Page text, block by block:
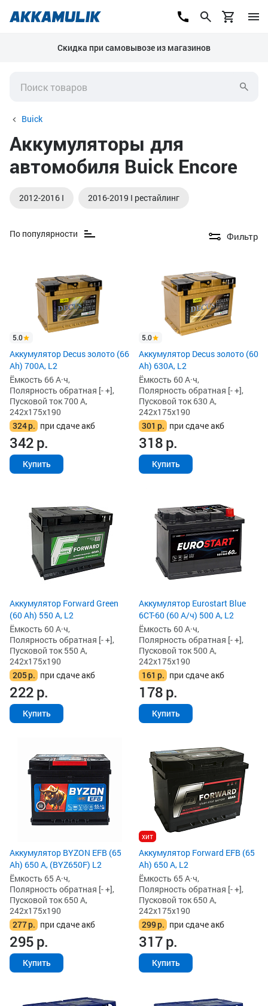
Скидка при самовывозе из магазинов
Buick
Аккумуляторы для
автомобиля Buick Encore
2012-2016 I 2016-2019 I рестайлинг
По популярности Фильтр
5.0
Аккумулятор Decus золото (66
Ah) 700A, L2
Ёмкость 66 А·ч,
Полярность обратная [- +],
Пусковой ток 700 А,
242x175x190
324р. при сдаче акб
342р.
Купить
5.0
Аккумулятор Decus золото (60
Ah) 630A, L2
Ёмкость 60 А·ч,
Полярность обратная [- +],
Пусковой ток 630 А,
242x175x190
301 р. при сдаче акб
318р.
Купить
Аккумулятор Forward Green
(60 Ah) 550 А, L2
Ёмкость 60 А·ч,
Полярность обратная [- +],
Пусковой ток 550 А,
242x175x190
205р. при сдаче акб
222р.
Купить
Аккумулятор Eurostart Blue
6CT-60 (60 А/ч) 500 А, L2
Ёмкость 60 А·ч,
Полярность обратная [- +],
Пусковой ток 500 А,
242x175x190
161 р. при сдаче акб
178р.
Купить
Аккумулятор BYZON EFB (65
Ah) 650 А, (BYZ650F) L2
Ёмкость 65 А·ч,
Полярность обратная [- +],
Пусковой ток 650 А,
242x175x190
277р. при сдаче акб
295р.
Купить
хит
Аккумулятор Forward EFB (65
Ah) 650 А, L2
Ёмкость 65 А·ч,
Полярность обратная [- +],
Пусковой ток 650 А,
242x175x190
299р. при сдаче акб
317р.
Купить